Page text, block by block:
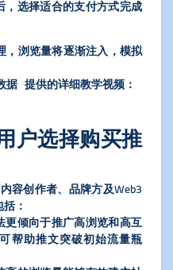
，选择适合的支付方式完成
浏览量将逐渐注入，模拟
据 提供的详细教学视频：
户选择购买推
容创作者、品牌方及Web3
：
更倾向于推广高浏览和高互
帮助推文突破初始流量瓶